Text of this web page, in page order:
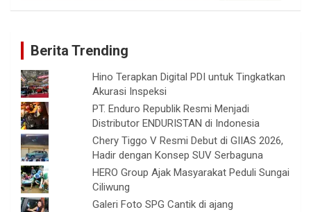
Berita Trending
Hino Terapkan Digital PDI untuk Tingkatkan
Akurasi Inspeksi
PT. Enduro Republik Resmi Menjadi
Distributor ENDURISTAN di Indonesia
Chery Tiggo V Resmi Debut di GIIAS 2026,
Hadir dengan Konsep SUV Serbaguna
HERO Group Ajak Masyarakat Peduli Sungai
Ciliwung
Galeri Foto SPG Cantik di ajang